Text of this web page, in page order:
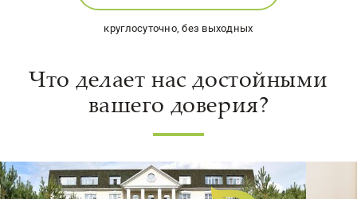
круглосуточно, без выходных
Что делает нас достойными
вашего доверия?